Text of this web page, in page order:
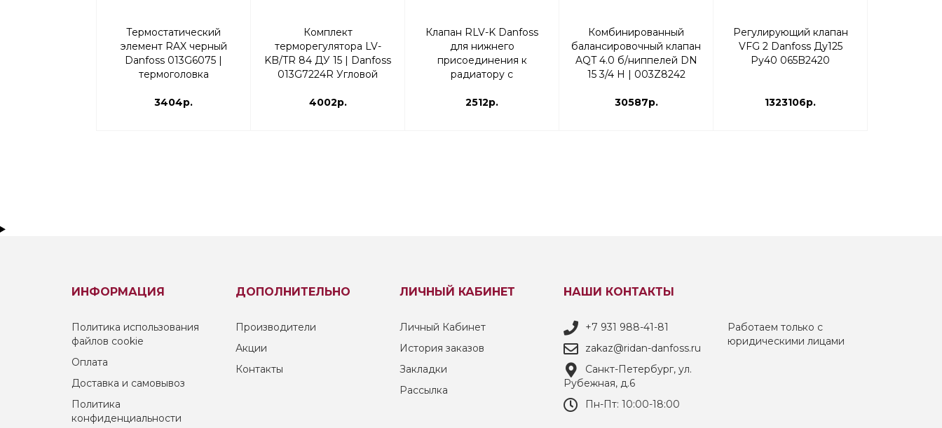
Термостатический
элемент RAX черный
Danfoss 013G6075 |
термоголовка
3404р.
Комплект
терморегулятора LV-
KB/TR 84 ДУ 15 | Danfoss
013G7224R Угловой
4002р.
Клапан RLV-K Danfoss
для нижнего
присоединения к
радиатору с
опорожнения Угловой |
2512р.
Комбинированный
балансировочный клапан
AQT 4.0 б/ниппелей DN
15 3/4 Н | 003Z8242
30587р.
Регулирующий клапан
VFG 2 Danfoss Ду125
Ру40 065B2420
1323106р.
ИНФОРМАЦИЯ
Политика использования
файлов cookie
Оплата
Доставка и самовывоз
Политика
конфиденциальности
ДОПОЛНИТЕЛЬНО
Производители
Акции
Контакты
ЛИЧНЫЙ КАБИНЕТ
Личный Кабинет
История заказов
Закладки
Рассылка
НАШИ КОНТАКТЫ
+7 931 988-41-81
zakaz@ridan-danfoss.ru
Санкт-Петербург, ул.
Рубежная, д.6
Пн-Пт: 10:00-18:00
Работаем только с
юридическими лицами